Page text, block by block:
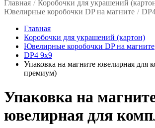
Главная / Коробочки для украшений
Ювелирные коробочки DP на магните /
Главная
Коробочки для украшений (картон)
Ювелирные коробочки DP на магните
DP4 9x9
Упаковка на магните ювелирная для
премиум)
Упаковка на
ювелирная для